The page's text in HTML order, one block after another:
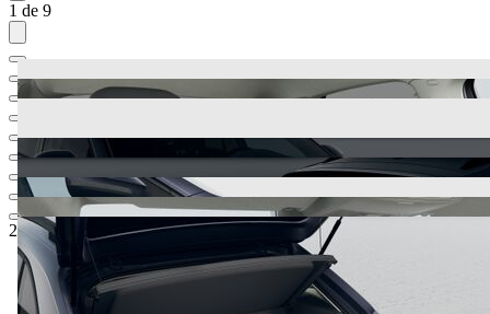
1 de 9
26.651,64 €